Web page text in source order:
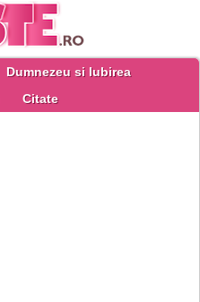
Dumnezeu si Iubirea
Citate